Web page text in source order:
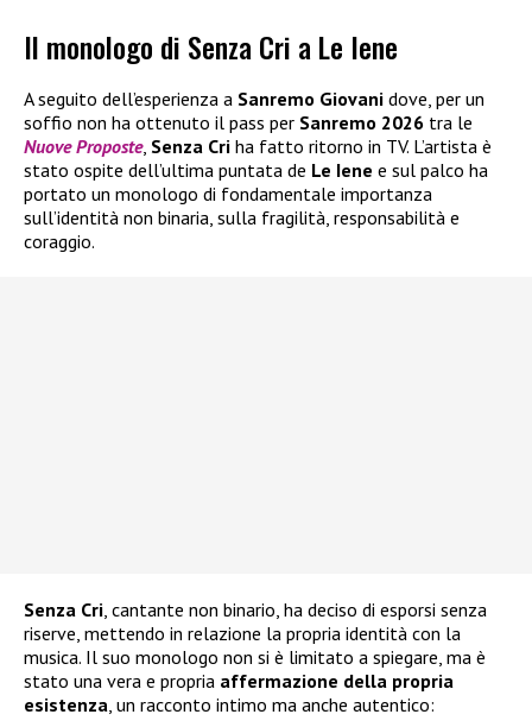
Il monologo di Senza Cri a Le Iene
A seguito dell’esperienza a Sanremo Giovani dove, per un
soffio non ha ottenuto il pass per Sanremo 2026 tra le
Nuove Proposte, Senza Cri ha fatto ritorno in TV. L’artista è
stato ospite dell’ultima puntata de Le Iene e sul palco ha
portato un monologo di fondamentale importanza
sull’identità non binaria, sulla fragilità, responsabilità e
coraggio.
Senza Cri , cantante non binario, ha deciso di esporsi senza
riserve, mettendo in relazione la propria identità con la
musica. Il suo monologo non si è limitato a spiegare, ma è
stato una vera e propria affermazione della propria
esistenza , un racconto intimo ma anche autentico: